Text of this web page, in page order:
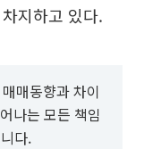
지하고 있다.
매동향과 차이
나는 모든 책임
다.